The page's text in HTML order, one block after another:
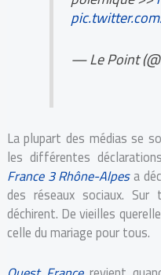
— Le Point
La plupart des médias se
les différentes
France 3 Rhône-Alpesa
des réseaux sociaux.
déchirent. De vieilles
celle du mariage pour tous.